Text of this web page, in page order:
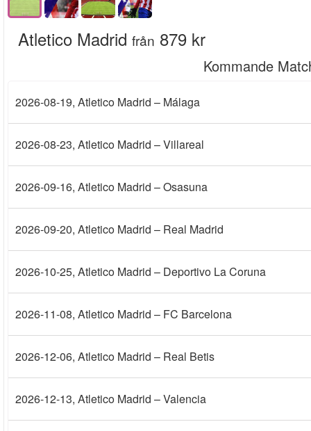
Atletico Madrid från 879 kr
Kommande
2026-08-19, Atletico Madrid – Málaga
2026-08-23, Atletico Madrid – Villareal
2026-09-16, Atletico Madrid – Osasuna
2026-09-20, Atletico Madrid – Real Madrid
2026-10-25, Atletico Madrid – Deportivo La Coruna
2026-11-08, Atletico Madrid – FC Barcelona
2026-12-06, Atletico Madrid – Real Betis
2026-12-13, Atletico Madrid – Valencia